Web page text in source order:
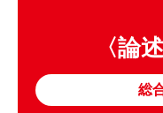
〈論
総